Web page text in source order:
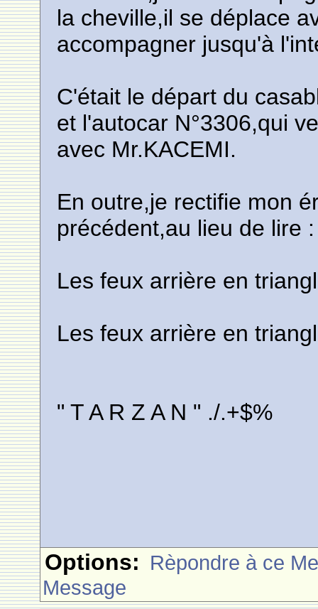
la cheville,il se déplace
accompagner jusqu'à
C'était le départ du
et l'autocar N°3306,qui
avec Mr.KACEMI.
En outre,je rectifie mon
précédent,au lieu de lire :
Les feux arrière en
Les feux arrière en
" T A R Z A N " ./.+$%
Options: Rèpondre à ce
Message